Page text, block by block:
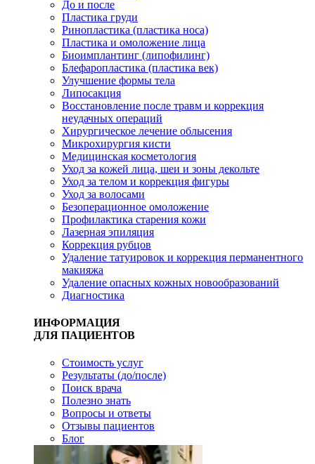
До и после
Пластика груди
Ринопластика (пластика носа)
Пластика и омоложение лица
Биоимплантинг (липофилинг)
Блефаропластика (пластика век)
Улучшение формы тела
Липосакция
Восстановление после травм и коррекция
неудачных операций
Хирургическое лечение облысения
Микрохирургия кисти
Медицинская косметология
Уход за кожей лица, шеи и зоны декольте
Уход за телом и коррекция фигуры
Уход за волосами
Безоперационное омоложение
Профилактика старения кожи
Лазерная эпиляция
Коррекция рубцов
Удаление татуировок и коррекция перманентного
макияжа
Удаление опасных кожных новообразований
Диагностика
ИНФОРМАЦИЯ
ДЛЯ ПАЦИЕНТОВ
Стоимость услуг
Результаты (до/после)
Поиск врача
Полезно знать
Вопросы и ответы
Отзывы пациентов
Блог